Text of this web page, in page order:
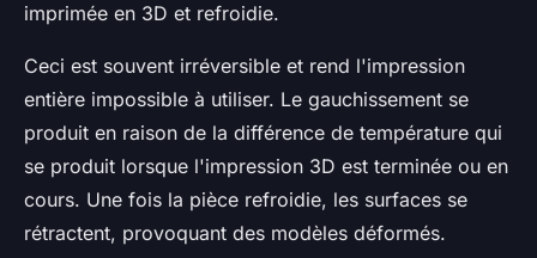
imprimée en 3D et refroidie.
Ceci est souvent irréversible et rend l'impression
entière impossible à utiliser. Le gauchissement se
produit en raison de la différence de température qui
se produit lorsque l'impression 3D est terminée ou en
cours. Une fois la pièce refroidie, les surfaces se
rétractent, provoquant des modèles déformés.